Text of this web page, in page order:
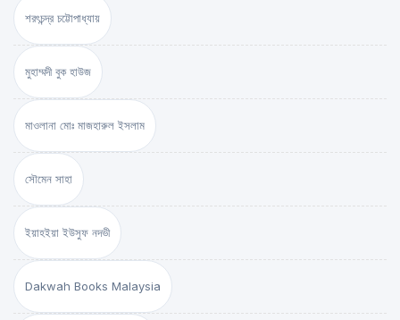
শরৎচন্দ্র চট্টোপাধ্যায়
মুহাম্মদী বুক হাউজ
মাওলানা মোঃ মাজহারুল ইসলাম
সৌমেন সাহা
ইয়াহইয়া ইউসুফ নদভী
Dakwah Books Malaysia